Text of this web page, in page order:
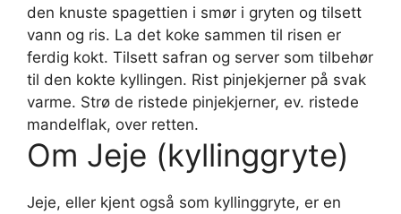
den knuste spagettien i smør i gryten og tilsett
vann og ris. La det koke sammen til risen er
ferdig kokt. Tilsett safran og server som tilbehør
til den kokte kyllingen. Rist pinjekjerner på svak
varme. Strø de ristede pinjekjerner, ev. ristede
mandelflak, over retten.
Om Jeje (kyllinggryte)
Jeje, eller kjent også som kyllinggryte, er en